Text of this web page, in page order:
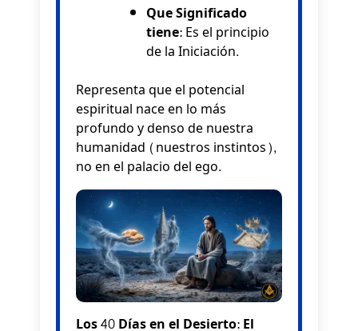
Que Significado
tiene:Es el principio
de la Iniciación.
Representa que el potencial
espiritual nace en lo más
profundo y denso de nuestra
humanidad (nuestros instintos),
no en el palacio del ego.
Los 40 Días en el Desierto: El